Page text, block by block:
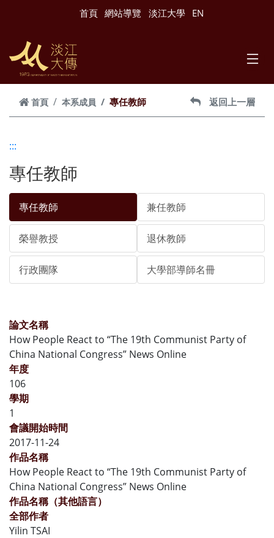
首頁 網站導覽 淡江大學 EN
首頁 本系成員 專任教師 返回上一層
:::
專任教師
專任教師 兼任教師
榮譽教授 退休教師
行政團隊 大學部導師名冊
論文名稱
How People React to “The 19th Communist Party of
China National Congress” News Online
年度
106
學期
1
會議開始時間
2017-11-24
作品名稱
How People React to “The 19th Communist Party of
China National Congress” News Online
作品名稱（其他語言）
全部作者
Yilin TSAI